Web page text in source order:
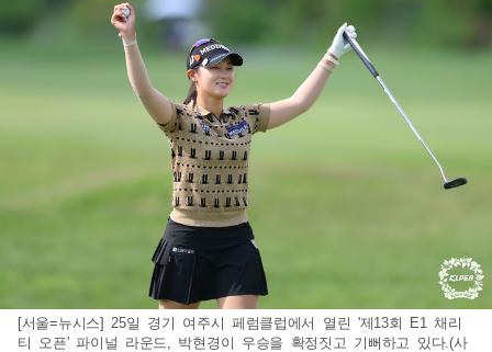
[서울=뉴시스] 25일 경기 여주시 페럼클럽에서 열린 '제13회 E1 채리
티 오픈' 파이널 라운드, 박현경이 우승을 확정짓고 기뻐하고 있다.(사